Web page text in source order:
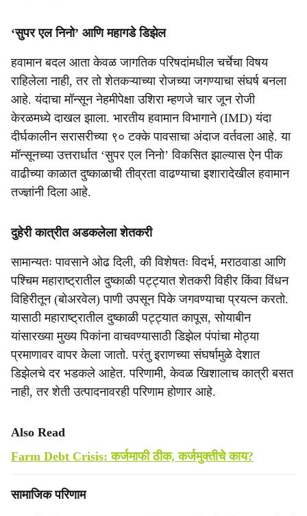
‘सुपर एल निनो’ आणि महागडे डिझेल
हवामान बदल आता केवळ जागतिक परिषदांमधील चर्चेचा विषय
राहिलेला नाही, तर तो शेतकऱ्याच्या रोजच्या जगण्याचा संघर्ष बनला
आहे. यंदाचा मॉन्सून नेहमीपेक्षा उशिरा म्हणजे चार जून रोजी
केरळमध्ये दाखल झाला. भारतीय हवामान विभागाने (IMD) यंदा
दीर्घकालीन सरासरीच्या ९० टक्के पावसाचा अंदाज वर्तवला आहे. या
मॉन्सूनच्या उत्तरार्धात ‘सुपर एल निनो’ विकसित झाल्यास ऐन पीक
वाढीच्या काळात दुष्काळाची तीव्रता वाढण्याचा इशारादेखील हवामान
तज्ज्ञांनी दिला आहे.
दुहेरी कात्रीत अडकलेला शेतकरी
सामान्यतः पावसाने ओढ दिली, की विशेषतः विदर्भ, मराठवाडा आणि
पश्चिम महाराष्ट्रातील दुष्काळी पट्ट्यात शेतकरी विहीर किंवा विंधन
विहिरीतून (बोअरवेल) पाणी उपसून पिके जगवण्याचा प्रयत्न करतो.
यासाठी महाराष्ट्रातील दुष्काळी पट्ट्यात कापूस, सोयाबीन
यांसारख्या मुख्य पिकांना वाचवण्यासाठी डिझेल पंपांचा मोठ्या
प्रमाणावर वापर केला जातो. परंतु इराणच्या संघर्षामुळे देशात
डिझेलचे दर भडकले आहेत. परिणामी, केवळ खिशालाच कात्री बसत
नाही, तर शेती उत्पादनावरही परिणाम होणार आहे.
Also Read
Farm Debt Crisis: कर्जमाफी ठीक, कर्जमुक्तीचे काय?
सामाजिक परिणाम